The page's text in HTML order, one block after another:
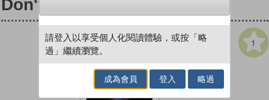
Don't Tell Me What To Do
1
請登入以享受個人化閱讀體驗，或按「略
過」繼續瀏覽。
成為會員 登入 略過